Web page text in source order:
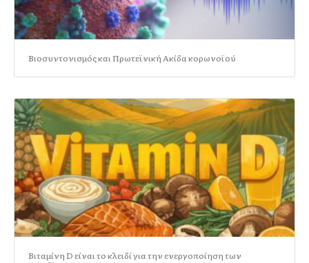
Βιοσυντονισμός και Πρωτεϊνική Ακίδα κορωνοϊού
Βιταμίνη D είναι το κλειδί για την ενεργοποίηση των